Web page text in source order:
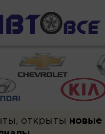
открыты новые